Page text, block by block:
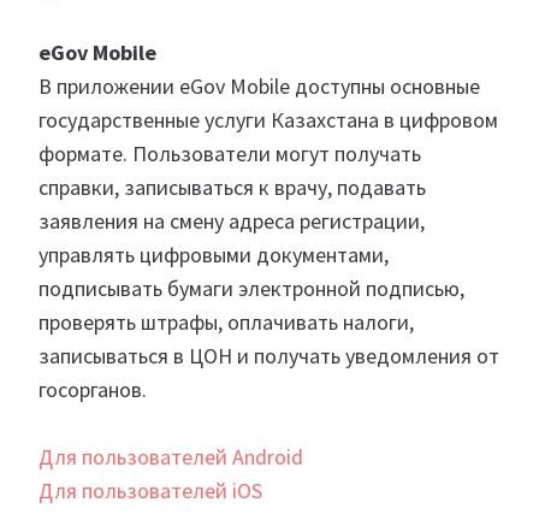
eGov Mobile
В приложении eGov Mobile доступны основные
государственные услуги Казахстана в цифровом
формате. Пользователи могут получать
справки, записываться к врачу, подавать
заявления на смену адреса регистрации,
управлять цифровыми документами,
подписывать бумаги электронной подписью,
проверять штрафы, оплачивать налоги,
записываться в ЦОН и получать уведомления от
госорганов.
Для пользователей Android
Для пользователей iOS